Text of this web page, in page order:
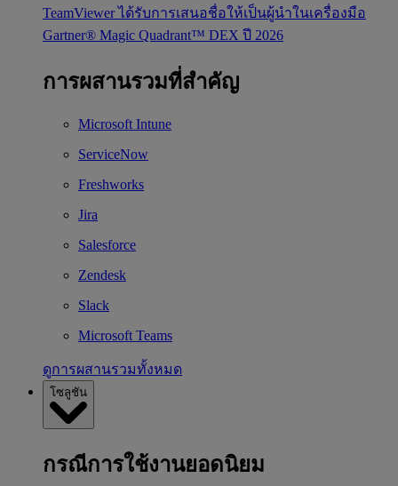
TeamViewer ได้รับการเสนอชื่อให้เป็นผู้นำในเครื่องมือ
Gartner® Magic Quadrant™ DEX ปี 2026
การผสานรวมที่สำคัญ
Microsoft Intune
ServiceNow
Freshworks
Jira
Salesforce
Zendesk
Slack
Microsoft Teams
ดูการผสานรวมทั้งหมด
โซลูชัน
กรณีการใช้งานยอดนิยม